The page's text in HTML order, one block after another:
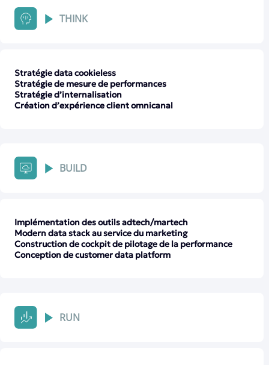
THINK
Stratégie data cookieless
Stratégie de mesure de performances
Stratégie d’internalisation
Création d’expérience client omnicanal
BUILD
Implémentation des outils adtech/martech
Modern data stack au service du marketing
Construction de cockpit de pilotage de la performance
Conception de customer data platform
RUN